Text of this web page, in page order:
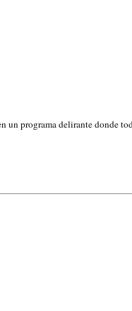
un programa delirante donde